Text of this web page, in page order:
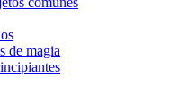
de magia